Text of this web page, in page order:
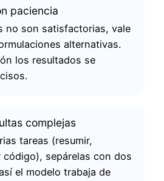
paciencia
no son satisfactorias, vale
alternativas.
los resultados se
complejas
tareas (resumir,
código), sepárelas con dos
el modelo trabaja de